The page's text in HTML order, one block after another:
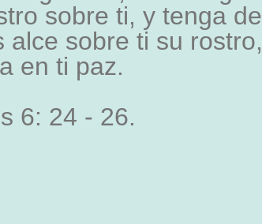
sobre ti, y tenga de
alce sobre ti su rostro,
en ti paz.
6: 24 - 26.